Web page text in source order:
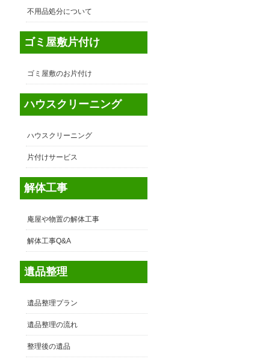
不用品処分について
ゴミ屋敷片付け
ゴミ屋敷のお片付け
ハウスクリーニング
ハウスクリーニング
片付けサービス
解体工事
庵屋や物置の解体工事
解体工事Q&A
遺品整理
遺品整理プラン
遺品整理の流れ
整理後の遺品